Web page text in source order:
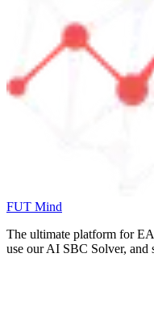
FUT Mind
The ultimate platform for
use our AI SBC Solver, and